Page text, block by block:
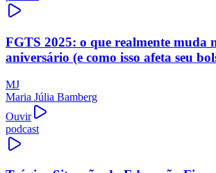
FGTS 2025: o que realmente muda
aniversário (e como isso afeta seu
MJ
Maria Júlia Bamberg
Ouvir
podcast